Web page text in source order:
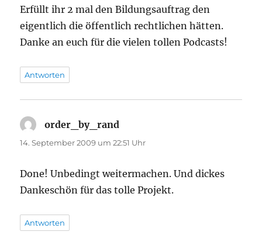
Erfüllt ihr 2 mal den Bildungsauftrag den
eigentlich die öffentlich rechtlichen hätten.
Danke an euch für die vielen tollen Podcasts!
Antworten
order_by_rand
14. September 2009 um 22:51 Uhr
Done! Unbedingt weitermachen. Und dickes
Dankeschön für das tolle Projekt.
Antworten